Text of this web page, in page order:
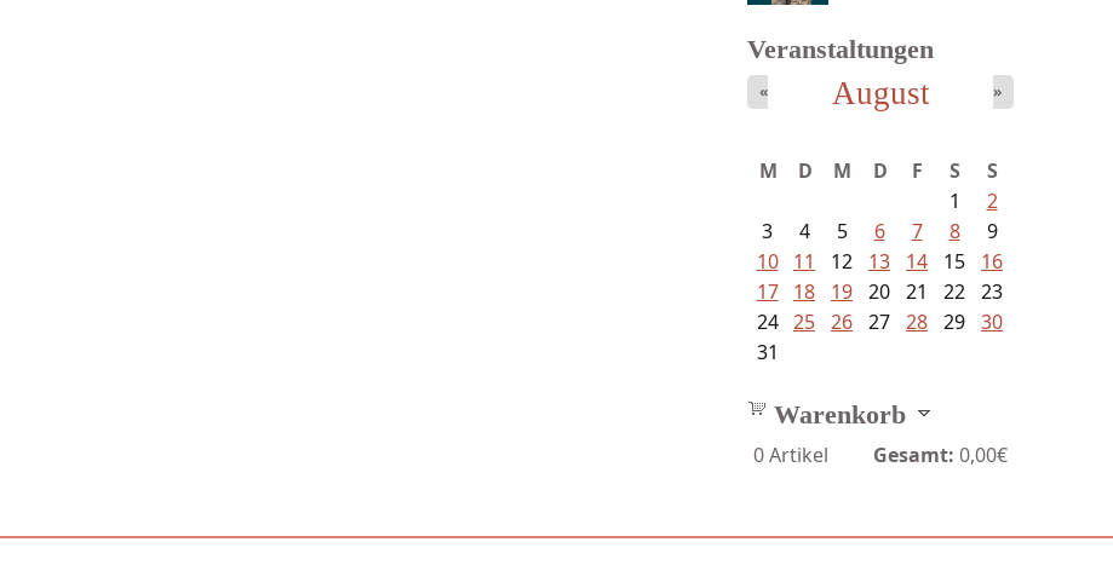
und...
Veranstaltungen
August
« »
M D M D F S
S
1
2
3
4 5 6 7 8
9
10
11 12 13 14 15
16
17
18 19 20 21 22 23
24 25 26 27 28 29 30
31
Warenkorb
0Artikel Gesamt: 0,00€